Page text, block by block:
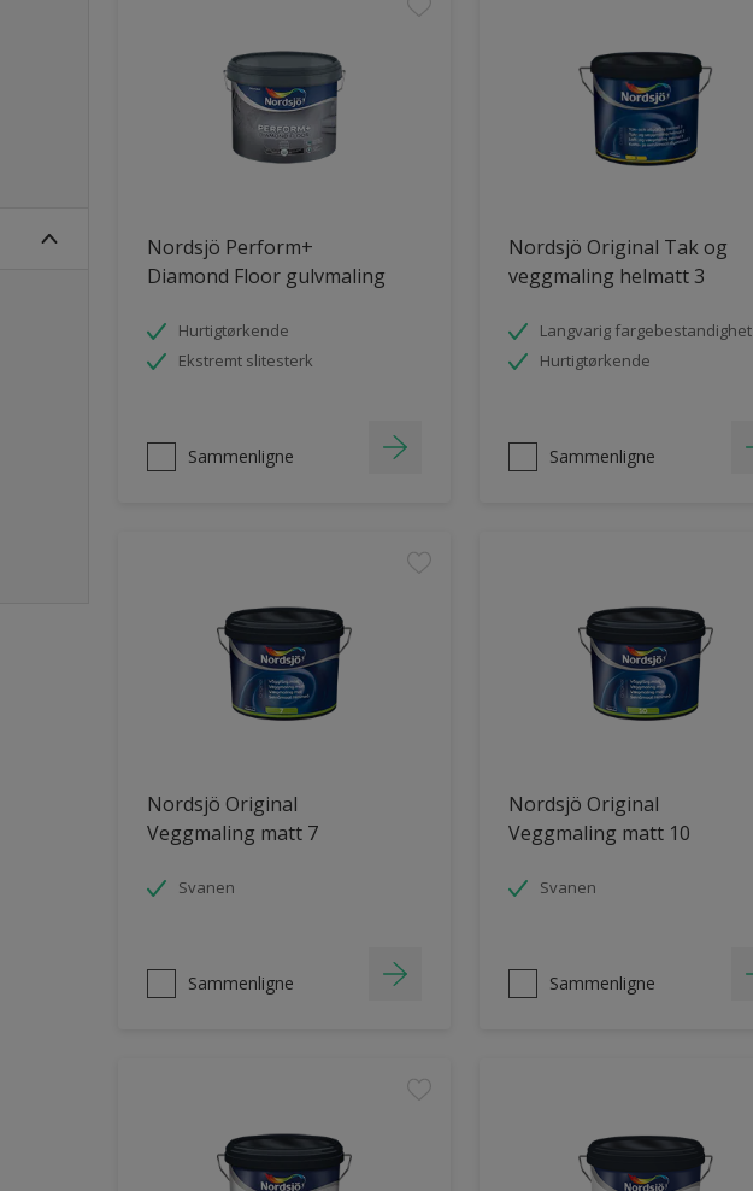
Nordsjö Perform+
Diamond Floor gulvmaling
Hurtigtørkende
Ekstremt slitesterk
Sammenligne
Nordsjö Original Tak og
veggmaling helmatt 3
Langvarig fargebestandighet
Hurtigtørkende
Sammenligne
Nordsjö Original
Veggmaling matt 7
Svanen
Sammenligne
Nordsjö Original
Veggmaling matt 10
Svanen
Sammenligne